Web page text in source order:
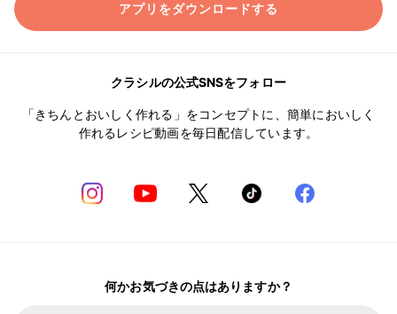
アプリをダウンロードする
クラシルの公式SNSをフォロー
「きちんとおいしく作れる」をコンセプトに、簡単においしく
作れるレシピ動画を毎日配信しています。
何かお気づきの点はありますか？